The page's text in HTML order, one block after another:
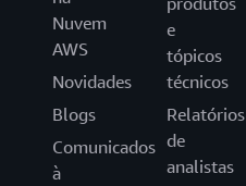
Nuvem
AWS
Novidades
Blogs
Comunicados
à
e
tópicos
técnicos
Relatórios
de
analistas